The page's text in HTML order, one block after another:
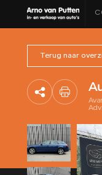
Terug naar